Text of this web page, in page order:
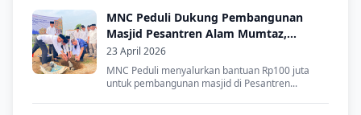
MNC Peduli Dukung Pembangunan
Masjid Pesantren Alam Mumtaz,
Dorong Lahirnya Santri Mandiri
23 April 2026
MNC Peduli menyalurkan bantuan Rp100 juta
untuk pembangunan masjid di Pesantren...